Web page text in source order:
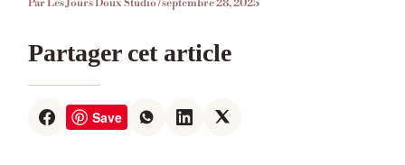
ParLes Jours Doux Studio/septembre 28, 2025
Partager cet article
Save